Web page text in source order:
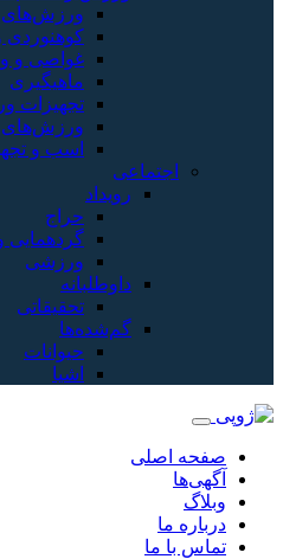
ورزش‌های
کوهنوردی
غواصی و
ماهیگیری
تجهیزات
ورزش‌های
اسب و
اجتماعی
رویداد
حراج
گردهمایی
ورزشی
داوطلبانه
تحقیقاتی
گم‌شده‌ها
حیوانات
اشیا
صفحه اصلی
آگهی‌ها
وبلاگ
درباره ما
تماس با ما